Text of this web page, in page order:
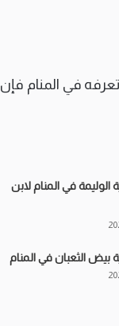
في المنام فإن
الوليمة في المنام لابن
بيض الثعبان في المنام